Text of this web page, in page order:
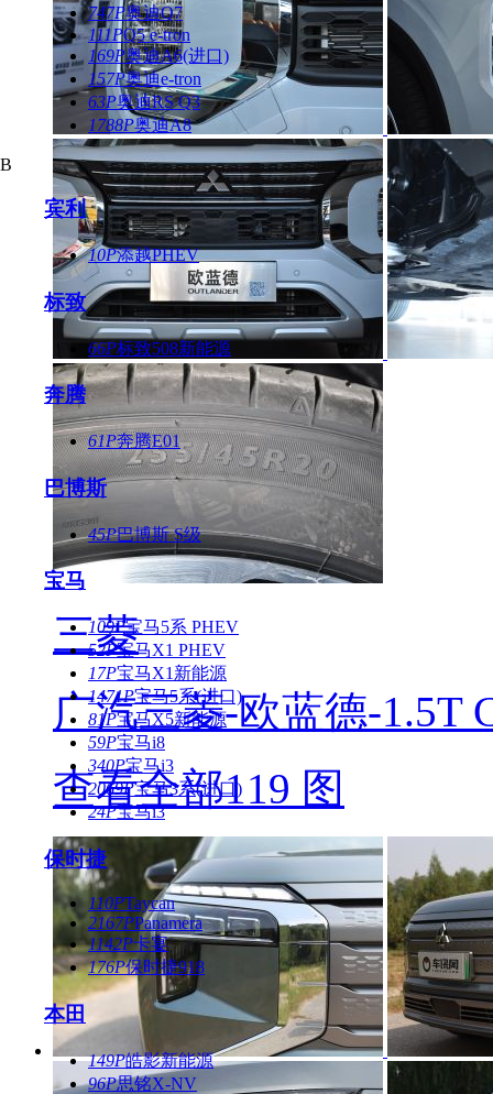
747P奥迪Q7
111PQ5 e-tron
169P奥迪A6(进口)
157P奥迪e-tron
63P奥迪RS Q3
1788P奥迪A8
B
宾利
10P添越PHEV
标致
66P标致508新能源
奔腾
61P奔腾E01
巴博斯
45P巴博斯 S级
宝马
109P宝马5系 PHEV
52P宝马X1 PHEV
17P宝马X1新能源
1471P宝马5系(进口)
81P宝马X5新能源
59P宝马i8
340P宝马i3
2069P宝马3系(进口)
24P宝马i3
保时捷
110PTaycan
2167PPanamera
1142P卡宴
176P保时捷918
本田
149P皓影新能源
96P思铭X-NV
三菱
广汽三菱-欧蓝德-1.5T
查看全部119 图